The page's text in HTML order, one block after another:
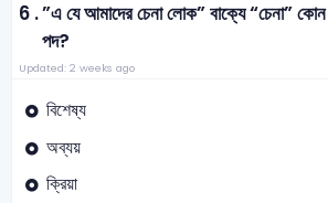
6 .”এ যে আমাদের চেনা লোক” বাক্যে “চেনা” কোন
পদ?
Updated: 2 weeks ago
বিশেষ্য
অব্যয়
ক্রিয়া